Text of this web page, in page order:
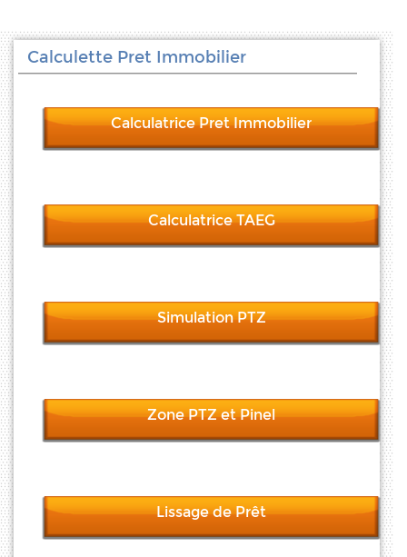
Calculette Pret Immobilier
Calculatrice Pret Immobilier
Calculatrice TAEG
Simulation PTZ
Zone PTZ et Pinel
Lissage de Prêt